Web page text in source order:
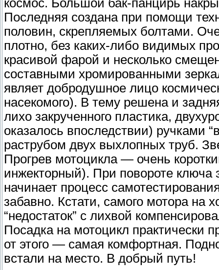
космос. Большой бак-панцирь
Последняя создана при помощи
половин, скрепляемых болтами.
плотно, без каких-либо видимых
красивой фарой и несколько
составными хромированными
являет добродушное лицо
насекомого). В тему решена и
лихо закрученного пластика,
оказалось впоследствии) ручками
раструбом двух выхлопных труб.
Прогрев мотоцикла — очень
инжекторный). При повороте ключа
начинает процесс
забавно. Кстати, самого мотора на
“недостаток” с лихвой
Посадка на мотоцикл практически
от этого — самая комфортная.
встали на место. В добрый путь!